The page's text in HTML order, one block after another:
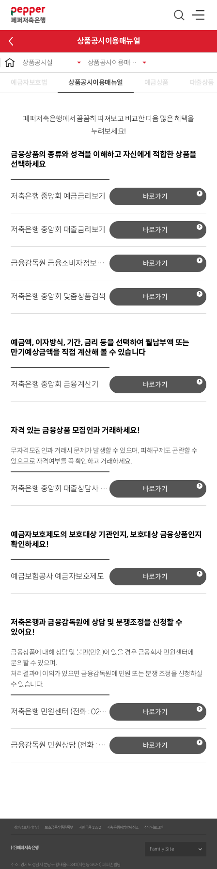
상품공시이용매뉴얼
상품공시실 상품공시이용매뉴얼
예금자보호법 상품공시이용매뉴얼 예금상품 대출상품
페퍼저축은행에서 꼼꼼히 따져보고 비교한 다음 많은 혜택을
누려보세요!
금융상품의 종류와 성격을 이해하고 자신에게 적합한 상품을
선택하세요
저축은행 중앙회 예금금리보기 바로가기
저축은행 중앙회 대출금리보기 바로가기
금융감독원 금융소비자정보포털시스템 바로가기
저축은행 중앙회 맞춤상품검색 바로가기
예금액, 이자방식, 기간, 금리 등을 선택하여 월납부액 또는
만기예상금액을 직접 계산해 볼 수 있습니다
저축은행 중앙회 금융계산기 바로가기
자격 있는 금융상품 모집인과 거래하세요!
무자격모집인과 거래시 문제가 발생할 수 있으며, 피해구제도 곤란할 수
있으므로 자격여부를 꼭 확인하고 거래하세요.
저축은행 중앙회 대출상담사 조회 바로가기
예금자보호제도의 보호대상 기관인지, 보호대상 금융상품인지
확인하세요!
예금보험공사 예금자보호제도 바로가기
저축은행과 금융감독원에 상담 및 분쟁조정을 신청할 수
있어요!
금융상품에 대해 상담 및 불만(민원)이 있을 경우 금융회사 민원센터에
문의할 수 있으며,
처리결과에 이의가 있으면 금융감독원에 민원 또는 분쟁 조정을 신청하실
수 있습니다.
저축은행 민원센터 (전화 : 02-3978-600) 바로가기
금융감독원 민원상담 (전화 : 1332) 바로가기
개인정보처리방침 보호금융상품등록부 서민금융 1332 저축은행위법행위신고 상담사로그인
(주)페퍼저축은행
주소 : 경기도 성남시 분당구 황새울로 340(서현동 262-1) 페퍼존빌딩